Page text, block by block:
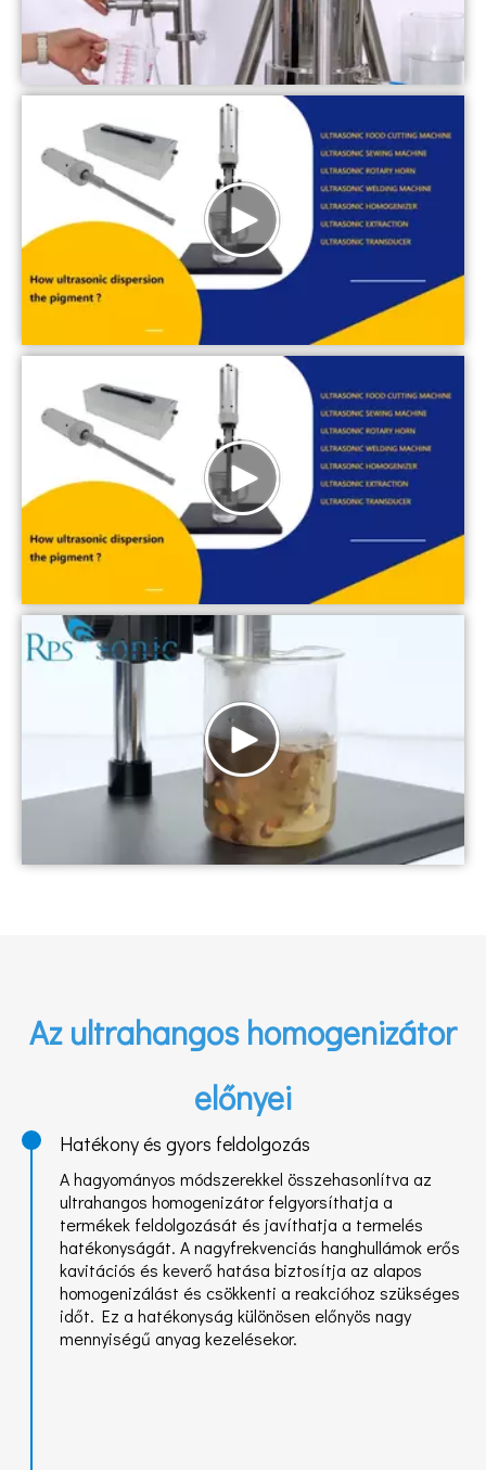
Az ultrahangos homogenizátor
előnyei
Hatékony és gyors feldolgozás
A hagyományos módszerekkel összehasonlítva az
ultrahangos homogenizátor felgyorsíthatja a
termékek feldolgozását és javíthatja a termelés
hatékonyságát. A nagyfrekvenciás hanghullámok erős
kavitációs és keverő hatása biztosítja az alapos
homogenizálást és csökkenti a reakcióhoz szükséges
időt. Ez a hatékonyság különösen előnyös nagy
mennyiségű anyag kezelésekor.